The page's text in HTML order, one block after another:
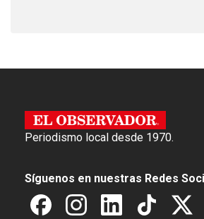
Periodismo local desde 1970.
Síguenos en nuestras Redes